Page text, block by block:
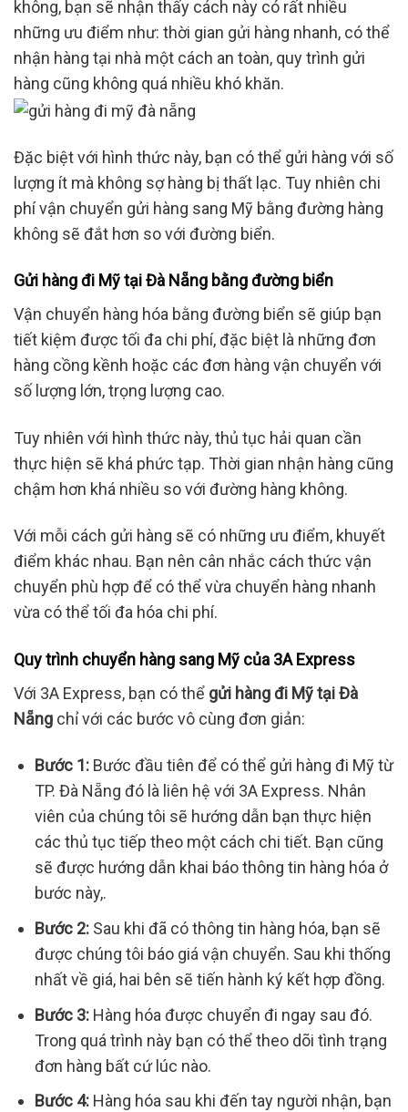
không, bạn sẽ nhận thấy cách này có rất nhiều
những ưu điểm như: thời gian gửi hàng nhanh, có thể
nhận hàng tại nhà một cách an toàn, quy trình gửi
hàng cũng không quá nhiều khó khăn.
Đặc biệt với hình thức này, bạn có thể gửi hàng với số
lượng ít mà không sợ hàng bị thất lạc. Tuy nhiên chi
phí vận chuyển gửi hàng sang Mỹ bằng đường hàng
không sẽ đắt hơn so với đường biển.
Gửi hàng đi Mỹ tại Đà Nẵng bằng đường biển
Vận chuyển hàng hóa bằng đường biển sẽ giúp bạn
tiết kiệm được tối đa chi phí, đặc biệt là những đơn
hàng cồng kềnh hoặc các đơn hàng vận chuyển với
số lượng lớn, trọng lượng cao.
Tuy nhiên với hình thức này, thủ tục hải quan cần
thực hiện sẽ khá phức tạp. Thời gian nhận hàng cũng
chậm hơn khá nhiều so với đường hàng không.
Với mỗi cách gửi hàng sẽ có những ưu điểm, khuyết
điểm khác nhau. Bạn nên cân nhắc cách thức vận
chuyển phù hợp để có thể vừa chuyển hàng nhanh
vừa có thể tối đa hóa chi phí.
Quy trình chuyển hàng sang Mỹ của 3A Express
Với 3A Express, bạn có thể gửi hàng đi Mỹ tại Đà
Nẵng chỉ với các bước vô cùng đơn giản:
Bước 1: Bước đầu tiên để có thể gửi hàng đi Mỹ từ
TP. Đà Nẵng đó là liên hệ với 3A Express. Nhân
viên của chúng tôi sẽ hướng dẫn bạn thực hiện
các thủ tục tiếp theo một cách chi tiết. Bạn cũng
sẽ được hướng dẫn khai báo thông tin hàng hóa ở
bước này,.
Bước 2: Sau khi đã có thông tin hàng hóa, bạn sẽ
được chúng tôi báo giá vận chuyển. Sau khi thống
nhất về giá, hai bên sẽ tiến hành ký kết hợp đồng.
Bước 3: Hàng hóa được chuyển đi ngay sau đó.
Trong quá trình này bạn có thể theo dõi tình trạng
đơn hàng bất cứ lúc nào.
Bước 4: Hàng hóa sau khi đến tay người nhận, bạn